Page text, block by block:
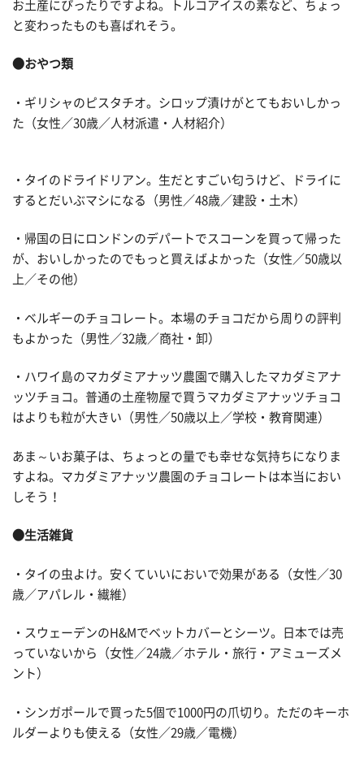
お土産にぴったりですよね。トルコアイスの素など、ちょっ
と変わったものも喜ばれそう。
●おやつ類
・ギリシャのピスタチオ。シロップ漬けがとてもおいしかっ
た（女性／30歳／人材派遣・人材紹介）
・タイのドライドリアン。生だとすごい匂うけど、ドライに
するとだいぶマシになる（男性／48歳／建設・土木）
・帰国の日にロンドンのデパートでスコーンを買って帰った
が、おいしかったのでもっと買えばよかった（女性／50歳以
上／その他）
・ベルギーのチョコレート。本場のチョコだから周りの評判
もよかった（男性／32歳／商社・卸）
・ハワイ島のマカダミアナッツ農園で購入したマカダミアナ
ッツチョコ。普通の土産物屋で買うマカダミアナッツチョコ
はよりも粒が大きい（男性／50歳以上／学校・教育関連）
あま～いお菓子は、ちょっとの量でも幸せな気持ちになりま
すよね。マカダミアナッツ農園のチョコレートは本当におい
しそう！
●生活雑貨
・タイの虫よけ。安くていいにおいで効果がある（女性／30
歳／アパレル・繊維）
・スウェーデンのH&Mでベットカバーとシーツ。日本では売
っていないから（女性／24歳／ホテル・旅行・アミューズメ
ント）
・シンガポールで買った5個で1000円の爪切り。ただのキーホ
ルダーよりも使える（女性／29歳／電機）